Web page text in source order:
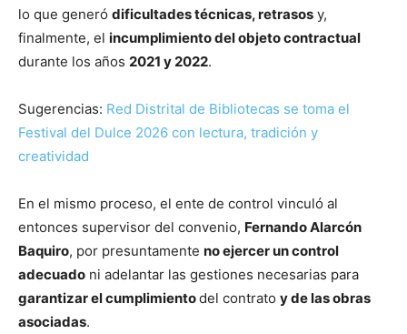
lo que generó dificultades técnicas, retrasos y,
finalmente, el incumplimiento del objeto contractual
durante los años 2021 y 2022.
Sugerencias: Red Distrital de Bibliotecas se toma el
Festival del Dulce 2026 con lectura, tradición y
creatividad
En el mismo proceso, el ente de control vinculó al
entonces supervisor del convenio, Fernando Alarcón
Baquiro, por presuntamente no ejercer un control
adecuado ni adelantar las gestiones necesarias para
garantizar el cumplimientodel contrato y de las obras
asociadas.